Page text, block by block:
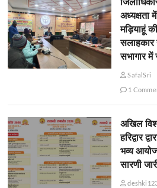
अध्यक्षता
मड़ियाहूं
सभागार में
SafalSri
1
अखिल
हरिद्वार
भव्य
सारणी